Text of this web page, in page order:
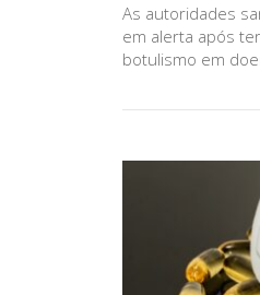
As autoridades
em alerta após
botulismo em